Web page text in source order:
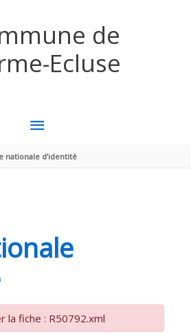
de
Ecluse
MENU
PRINCIPAL
nationale d’identité
la fiche : R50792.xml